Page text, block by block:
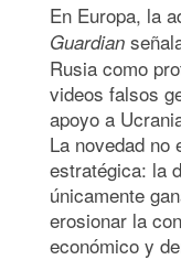
En Europa, la
Guardian
Rusia como
videos falsos
apoyo a
La novedad no
estratégica: la
únicamente
erosionar la
económico y